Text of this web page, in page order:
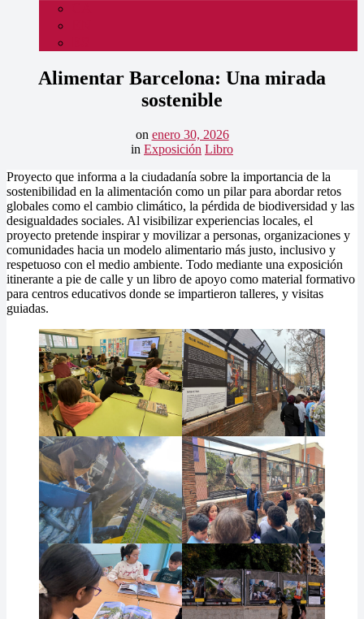
Alimentar Barcelona: Una mirada
sostenible
on enero 30, 2026
in Exposición Libro
Proyecto que informa a la ciudadanía sobre la importancia de la
sostenibilidad en la alimentación como un pilar para abordar retos
globales como el cambio climático, la pérdida de biodiversidad y las
desigualdades sociales. Al visibilizar experiencias locales, el
proyecto pretende inspirar y movilizar a personas, organizaciones y
comunidades hacia un modelo alimentario más justo, inclusivo y
respetuoso con el medio ambiente. Todo mediante una exposición
itinerante a pie de calle y un libro de apoyo como material formativo
para centros educativos donde se impartieron talleres, y visitas
guiadas.